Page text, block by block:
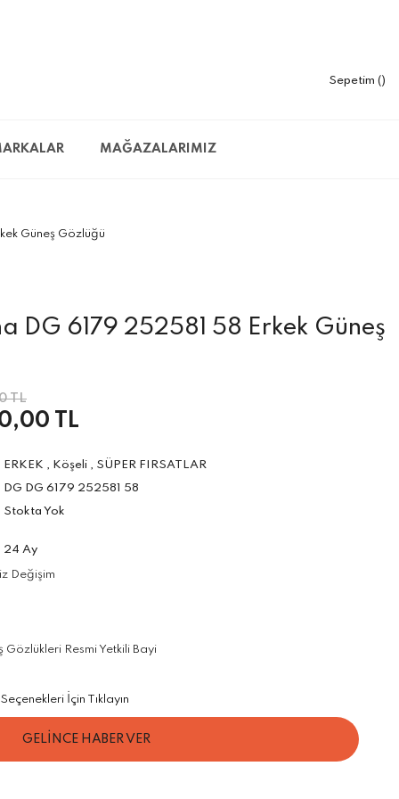
Sepetim
MAĞAZALARIMIZ
Güneş Gözlüğü
DG 6179 252581 58 Erkek Güneş
TL
TL
ERKEK , Köşeli , SÜPER FIRSATLAR
DG DG 6179 252581 58
Stokta Yok
24 Ay
Değişim
Gözlükleri Resmi Yetkili Bayi
İçin Tıklayın
GELİNCE HABER VER